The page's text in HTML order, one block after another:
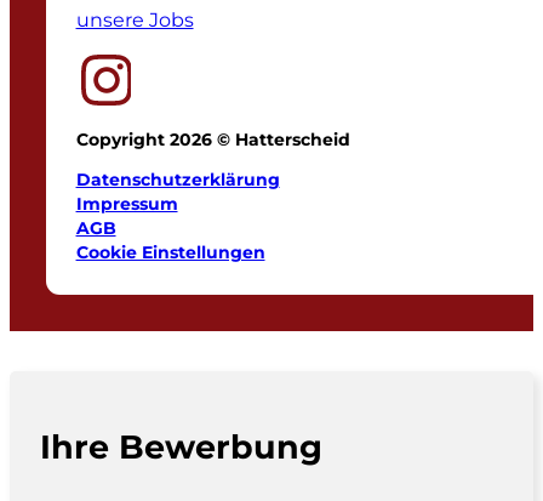
unsere Jobs
Copyright 2026 © Hatterscheid
Datenschutzerklärung
Impressum
AGB
Cookie Einstellungen
Ihre Bewerbung